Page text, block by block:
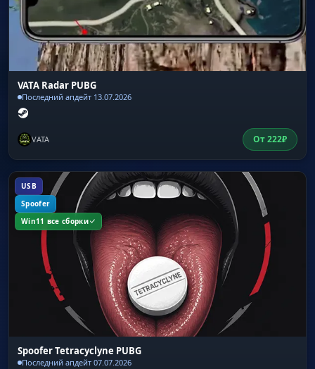
VATA Radar PUBG
Последний апдейт 13.07.2026
VATA От222₽
USB
Spoofer
Win11 все сборки
Spoofer Tetracyclyne PUBG
Последний апдейт 07.07.2026